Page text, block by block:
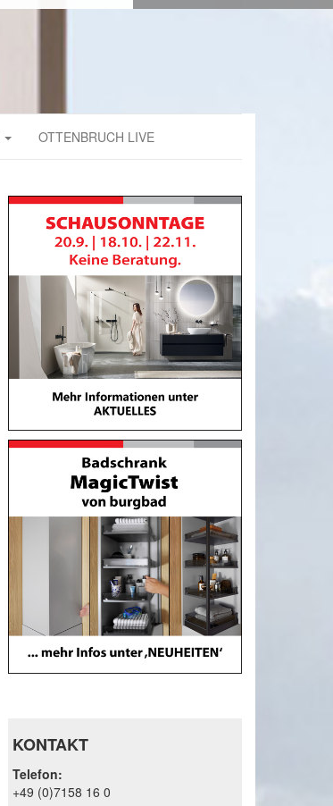
OTTENBRUCH LIVE
KONTAKT
Telefon:
+49 (0)7158 16 0